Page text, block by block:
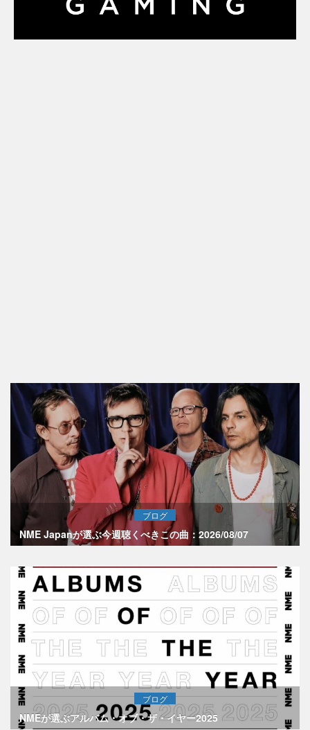
ブログ
NME Japanが選ぶ今週聴くべきこの曲：2026/08/07
ブログ
NMEが選ぶアルバム・オブ・ザ・イヤー2025